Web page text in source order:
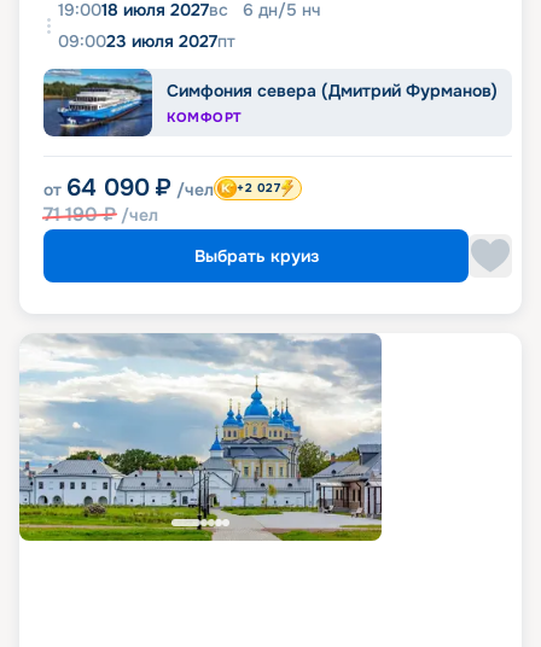
19:0018 июля 2027вс 6 дн/5 нч
09:0023 июля 2027пт
Симфония севера (Дмитрий Фурманов)
КОМФОРТ
от 64 090 ₽ /чел
71 190₽ /чел
+2 027
Выбрать круиз